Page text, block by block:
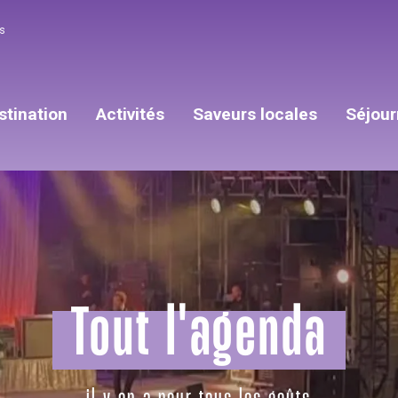
Activités Saveurs locales
Tout l'agenda